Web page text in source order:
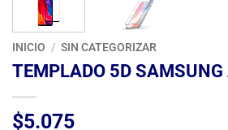
INICIO / SIN CATEGORIZAR
TEMPLADO 5D
$5.075